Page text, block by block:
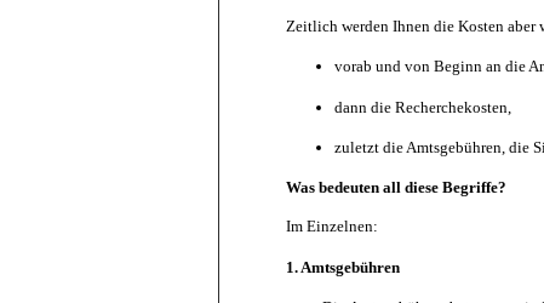
Zeitlich werden Ihnen die Kosten aber
vorab und von Beginn an die
dann die Recherchekosten,
zuletzt die Amtsgebühren, die
Was bedeuten all diese Begriffe?
Im Einzelnen:
1. Amtsgebühren